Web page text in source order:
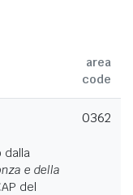
area
code
dalla
e della
del
0362